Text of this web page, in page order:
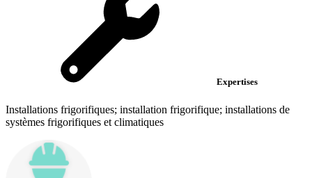
Expertises
Installations frigorifiques; installation frigorifique; installations de
systèmes frigorifiques et climatiques